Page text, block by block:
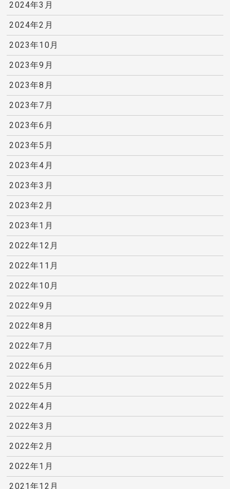
2024年3月
2024年2月
2023年10月
2023年9月
2023年8月
2023年7月
2023年6月
2023年5月
2023年4月
2023年3月
2023年2月
2023年1月
2022年12月
2022年11月
2022年10月
2022年9月
2022年8月
2022年7月
2022年6月
2022年5月
2022年4月
2022年3月
2022年2月
2022年1月
2021年12月